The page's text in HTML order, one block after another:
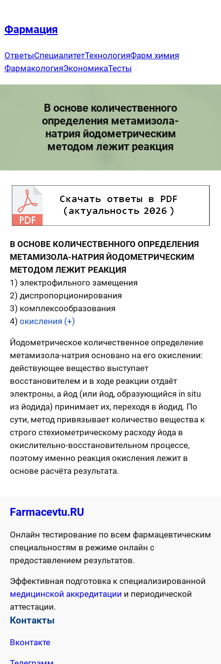
содержимому
Фармация
ОтветыСпециалитетТехнологияФарм химия
ФармакологияЭкономикаТесты
В основе количественного
определения метамизола-
натрия йодометрическим
методом лежит реакция
В ОСНОВЕ КОЛИЧЕСТВЕННОГО ОПРЕДЕЛЕНИЯ
МЕТАМИЗОЛА-НАТРИЯ ЙОДОМЕТРИЧЕСКИМ
МЕТОДОМ ЛЕЖИТ РЕАКЦИЯ
1) электрофильного замещения
2) диспропорционирования
3) комплексообразования
4) окисления (+)
Йодометрическое количественное определение
метамизола-натрия основано на его окислении:
действующее вещество выступает
восстановителем и в ходе реакции отдаёт
электроны, а йод (или йод, образующийся in situ
из йодида) принимает их, переходя в йодид. По
сути, метод привязывает количество вещества к
строго стехиометрическому расходу йода в
окислительно-восстановительном процессе,
поэтому именно реакция окисления лежит в
основе расчёта результата.
Farmacevtu.RU
Онлайн тестирование по всем фармацевтическим
специальностям в режиме онлайн с
предоставлением результатов.
Эффективная подготовка к специализированной
медицинской аккредитации и периодической
аттестации.
Контакты
Вконтакте